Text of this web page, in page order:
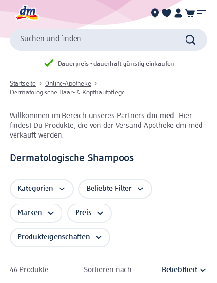
Suchen und finden
Dauerpreis - dauerhaft günstig einkaufen
Startseite
Online-Apotheke
Dermatologische Haar- & Kopfhautpflege
Willkommen im Bereich unseres Partners dm-med . Hier
findest Du Produkte, die von der Versand-Apotheke dm-med
verkauft werden.
Dermatologische Shampoos
Kategorien Beliebte Filter
Marken Preis
Produkteigenschaften
46 Produkte Sortieren nach: